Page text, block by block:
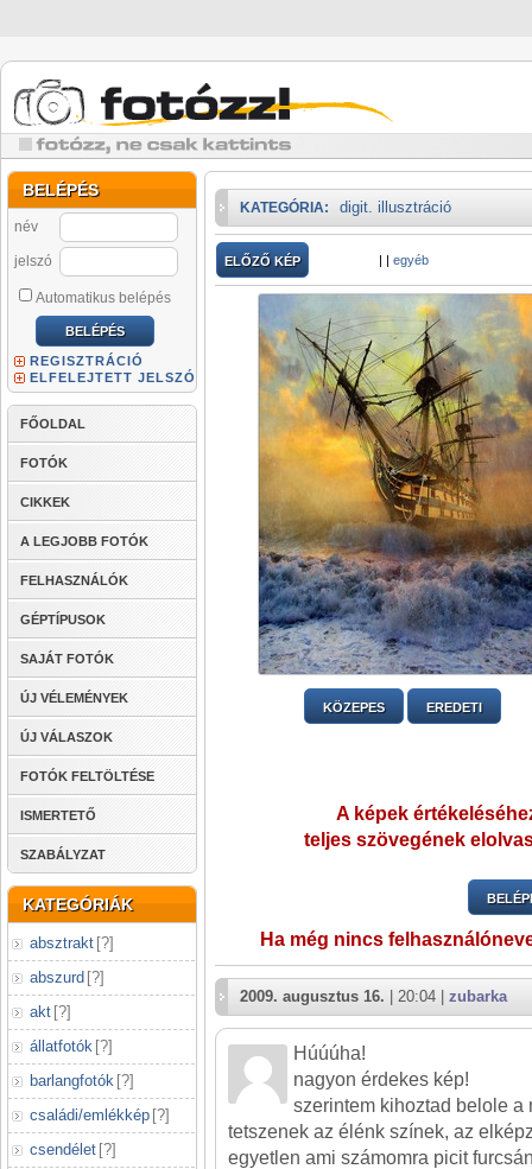
BELÉPÉS
név
jelszó
Automatikus belépés
REGISZTRÁCIÓ
ELFELEJTETT JELSZÓ
FŐOLDAL
FOTÓK
CIKKEK
A LEGJOBB FOTÓK
FELHASZNÁLÓK
GÉPTÍPUSOK
SAJÁT FOTÓK
ÚJ VÉLEMÉNYEK
ÚJ VÁLASZOK
FOTÓK FELTÖLTÉSE
ISMERTETŐ
SZABÁLYZAT
KATEGÓRIÁK
absztrakt [?]
abszurd [?]
akt [?]
állatfotók [?]
barlangfotók [?]
családi/emlékkép [?]
csendélet [?]
KATEGÓRIA: digit. illusztráció
ELŐZŐ KÉP | | egyéb
KÖZEPES EREDETI
A képek
teljes szövegének
Ha még nincs
2009. augusztus 16. | 20:04 | zubarka
Húúúha!
nagyon érdekes kép!
szerintem kihoztad belole a
tetszenek az élénk színek, az
egyetlen ami számomra picit